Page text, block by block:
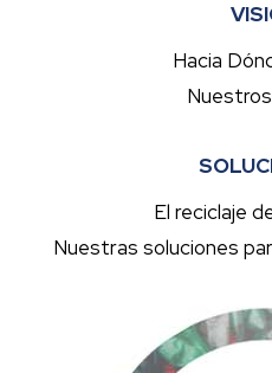
Hacia
El reciclaje
Nuestras soluciones